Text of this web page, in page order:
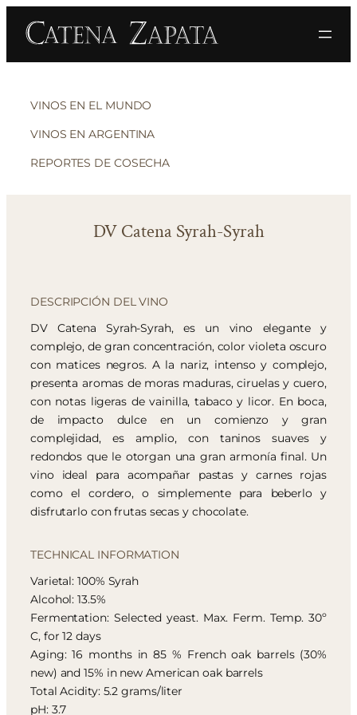
VINOS EN EL MUNDO
VINOS EN ARGENTINA
REPORTES DE COSECHA
DV Catena Syrah-Syrah
DESCRIPCIÓN DEL VINO
DV Catena Syrah-Syrah, es un vino elegante y
complejo, de gran concentración, color violeta oscuro
con matices negros. A la nariz, intenso y complejo,
presenta aromas de moras maduras, ciruelas y cuero,
con notas ligeras de vainilla, tabaco y licor. En boca,
de impacto dulce en un comienzo y gran
complejidad, es amplio, con taninos suaves y
redondos que le otorgan una gran armonía final. Un
vino ideal para acompañar pastas y carnes rojas
como el cordero, o simplemente para beberlo y
disfrutarlo con frutas secas y chocolate.
TECHNICAL INFORMATION
Varietal: 100% Syrah
Alcohol: 13.5%
Fermentation: Selected yeast. Max. Ferm. Temp. 30º
C, for 12 days
Aging: 16 months in 85 % French oak barrels (30%
new) and 15% in new American oak barrels
Total Acidity: 5.2 grams/liter
pH: 3.7